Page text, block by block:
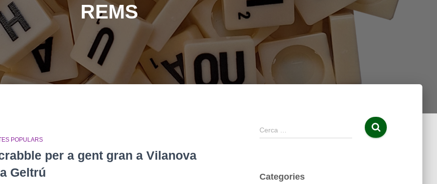
REMS
POPULARS
per a gent gran a Vilanova
Geltrú
C
e
:
Cerca …
Categories